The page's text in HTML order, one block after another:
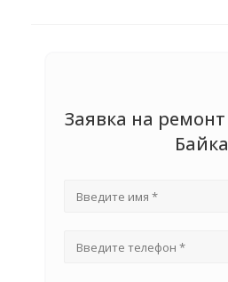
Заявка на